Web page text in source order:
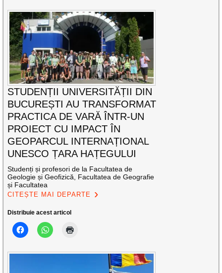
STUDENȚII UNIVERSITĂȚII DIN
BUCUREȘTI AU TRANSFORMAT
PRACTICA DE VARĂ ÎNTR-UN
PROIECT CU IMPACT ÎN
GEOPARCUL INTERNAȚIONAL
UNESCO ȚARA HAȚEGULUI
Studenți și profesori de la Facultatea de
Geologie și Geofizică, Facultatea de Geografie
și Facultatea
CITEȘTE MAI DEPARTE
Distribuie acest articol